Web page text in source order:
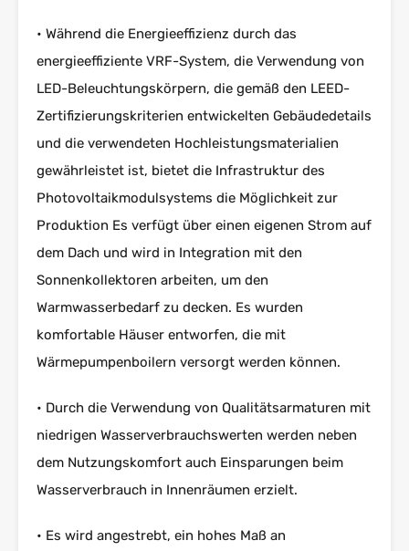
• Während die Energieeffizienz durch das
energieeffiziente VRF-System, die Verwendung von
LED-Beleuchtungskörpern, die gemäß den LEED-
Zertifizierungskriterien entwickelten Gebäudedetails
und die verwendeten Hochleistungsmaterialien
gewährleistet ist, bietet die Infrastruktur des
Photovoltaikmodulsystems die Möglichkeit zur
Produktion Es verfügt über einen eigenen Strom auf
dem Dach und wird in Integration mit den
Sonnenkollektoren arbeiten, um den
Warmwasserbedarf zu decken. Es wurden
komfortable Häuser entworfen, die mit
Wärmepumpenboilern versorgt werden können.
• Durch die Verwendung von Qualitätsarmaturen mit
niedrigen Wasserverbrauchswerten werden neben
dem Nutzungskomfort auch Einsparungen beim
Wasserverbrauch in Innenräumen erzielt.
• Es wird angestrebt, ein hohes Maß an